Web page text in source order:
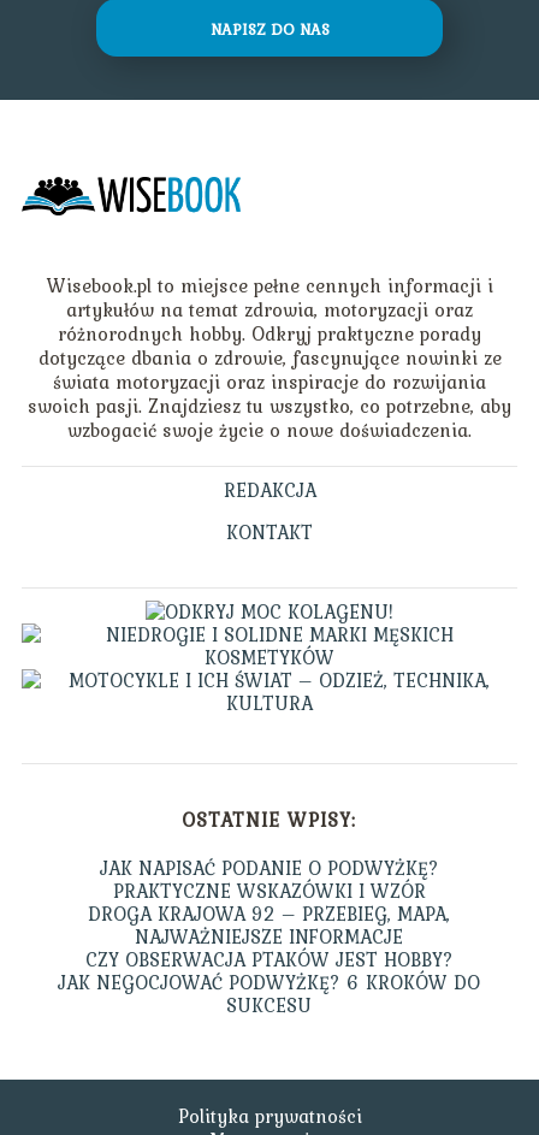
NAPISZ DO NAS
Wisebook.pl to miejsce pełne cennych informacji i
artykułów na temat zdrowia, motoryzacji oraz
różnorodnych hobby. Odkryj praktyczne porady
dotyczące dbania o zdrowie, fascynujące nowinki ze
świata motoryzacji oraz inspiracje do rozwijania
swoich pasji. Znajdziesz tu wszystko, co potrzebne, aby
wzbogacić swoje życie o nowe doświadczenia.
REDAKCJA
KONTAKT
OSTATNIE WPISY:
JAK NAPISAĆ PODANIE O PODWYŻKĘ?
PRAKTYCZNE WSKAZÓWKI I WZÓR
DROGA KRAJOWA 92 – PRZEBIEG, MAPA,
NAJWAŻNIEJSZE INFORMACJE
CZY OBSERWACJA PTAKÓW JEST HOBBY?
JAK NEGOCJOWAĆ PODWYŻKĘ? 6 KROKÓW DO
SUKCESU
Polityka prywatności